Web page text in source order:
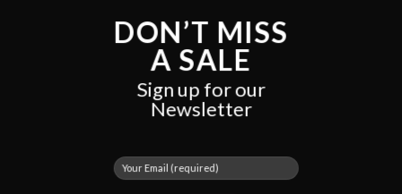
DON’T MISS
A SALE
Sign up for our
Newsletter